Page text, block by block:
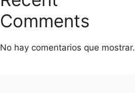
Comments
No hay comentarios que mostrar.